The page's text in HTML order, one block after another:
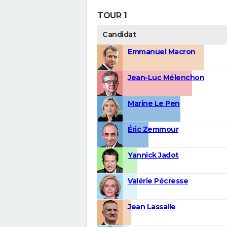
TOUR 1
Candidat
Emmanuel Macron
Jean-Luc Mélenchon
Marine Le Pen
Éric Zemmour
Yannick Jadot
Valérie Pécresse
Jean Lassalle